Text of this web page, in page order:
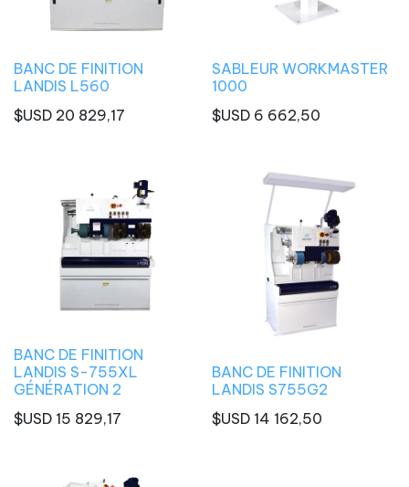
BANC DE FINITION
LANDIS L560
$USD 20 829,17
SABLEUR WORKMASTER
1000
$USD 6 662,50
BANC DE FINITION
LANDIS S-755XL
GÉNÉRATION 2
$USD 15 829,17
BANC DE FINITION
LANDIS S755G2
$USD 14 162,50